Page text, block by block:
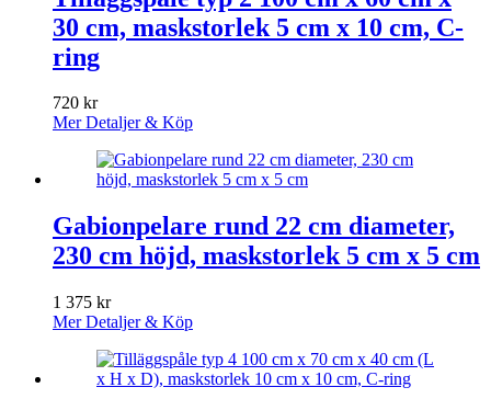
30 cm, maskstorlek 5 cm x 10 cm, C-
ring
720 kr
Mer Detaljer & Köp
Gabionpelare rund 22 cm diameter,
230 cm höjd, maskstorlek 5 cm x 5 cm
1 375 kr
Mer Detaljer & Köp